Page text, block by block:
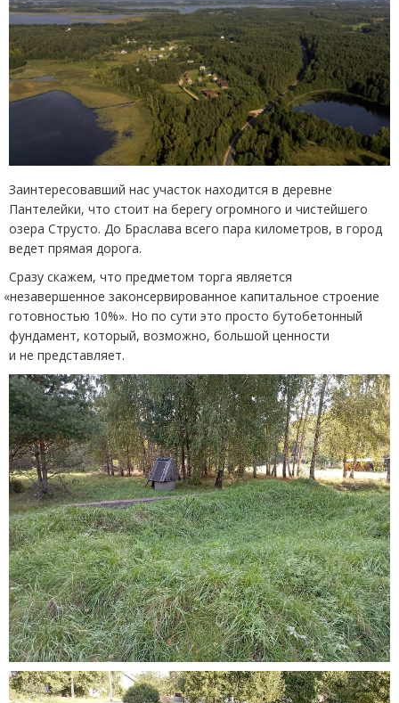
Заинтересовавший нас участок находится в деревне
Пантелейки, что стоит на берегу огромного и чистейшего
озера Струсто. До Браслава всего пара километров, в город
ведет прямая дорога.
Сразу скажем, что предметом торга является
«незавершенное законсервированное капитальное строение
готовностью 10%». Но по сути это просто бутобетонный
фундамент, который, возможно, большой ценности
и не представляет.